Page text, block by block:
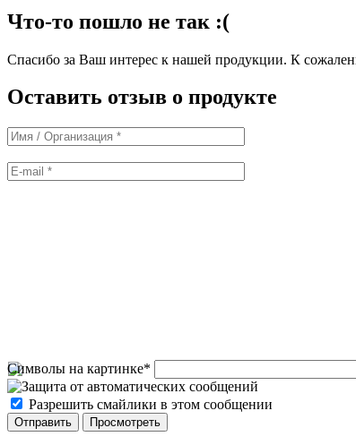
Что-то пошло не так :(
Спасибо за Ваш интерес к нашей продукции. К
Оставить отзыв о продукте
Символы на картинке*
Разрешить смайлики в этом сообщении